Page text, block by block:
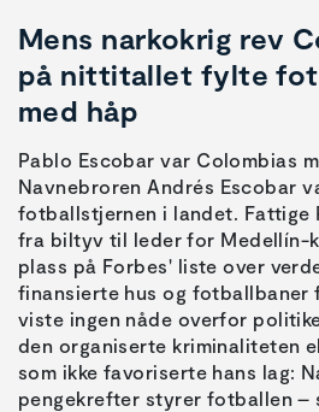
Mens narkokrig rev
på nittitallet fylte
med håp
Pablo Escobar var Colombias
Navnebroren Andrés Escobar
fotballstjernen i landet. Fattige
fra biltyv til leder for Medellín-
plass på Forbes' liste over
finansierte hus og fotballbaner
viste ingen nåde overfor
den organiserte kriminaliteten
som ikke favoriserte hans lag:
pengekrefter styrer fotballen –